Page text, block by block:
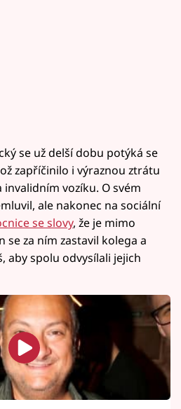
se už delší dobu potýká se
zapříčinilo i výraznou ztrátu
vozíku. O svém
ale nakonec na sociální
se slovy, že je mimo
se za ním zastavil kolega a
aby spolu odvysílali jejich